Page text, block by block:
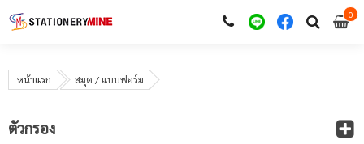
00
หน้าแรก สมุด / แบบฟอร์ม
ตัวกรอง